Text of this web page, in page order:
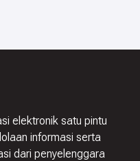
elektronik satu pintu
informasi serta
dari penyelenggara